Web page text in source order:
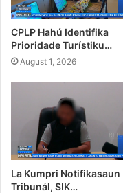
CPLP Hahú Identifika
Prioridade Turístiku…
August 1, 2026
La Kumpri Notifikasaun
Tribunál, SIK…